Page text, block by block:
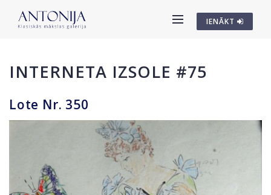
IENĀKT
INTERNETA IZSOLE #75
Lote Nr. 350